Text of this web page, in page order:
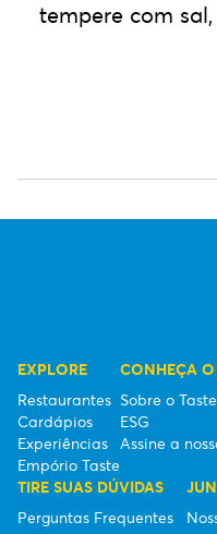
tempere com
EXPLORE
Restaurantes
Cardápios
Experiências
Empório Taste
CONHEÇA O
Sobre o Taste
ESG
Assine a
TIRE SUAS DÚVIDAS
Perguntas Frequentes